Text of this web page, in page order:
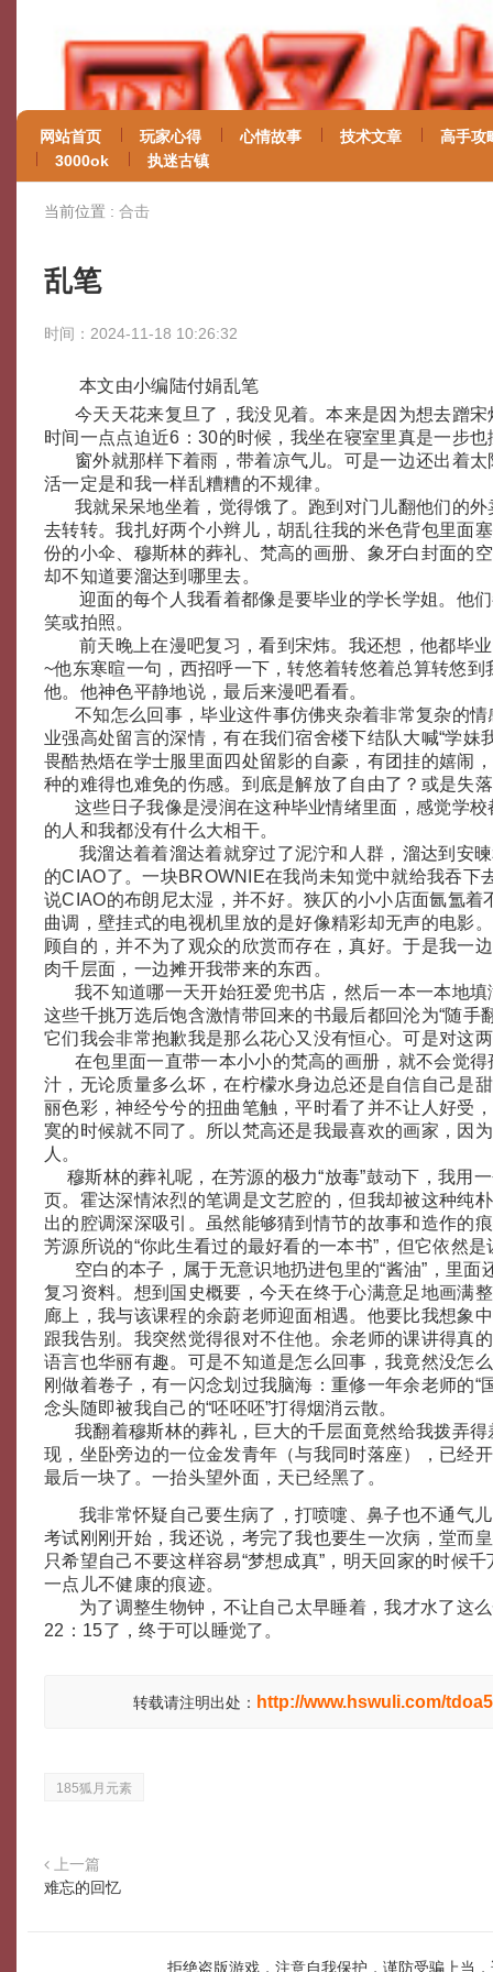
网站首页 玩家心得 心情故事 技术文章
高手攻
3000ok
执迷古镇
当前位置 : 合击
乱笔
时间：2024-11-18 10:26:32
本文由小编陆付娟乱笔
今天天花来复旦了，我没见着。本来是因为想去蹭
时间一点点迫近6：30的时候，我坐在寝室里真是一步也
窗外就那样下着雨，带着凉气儿。可是一边还出着
活一定是和我一样乱糟糟的不规律。
我就呆呆地坐着，觉得饿了。跑到对门儿翻他们的
去转转。我扎好两个小辫儿，胡乱往我的米色背包里面
份的小伞、穆斯林的葬礼、梵高的画册、象牙白封面
却不知道要溜达到哪里去。
迎面的每个人我看着都像是要毕业的学长学姐。他
笑或拍照。
前天晚上在漫吧复习，看到宋炜。我还想，他都毕
~他东寒暄一句，西招呼一下，转悠着转悠着总算转悠到
他。他神色平静地说，最后来漫吧看看。
不知怎么回事，毕业这件事仿佛夹杂着非常复杂的
业强高处留言的深情，有在我们宿舍楼下结队大喊“学妹
畏酷热焐在学士服里面四处留影的自豪，有团挂的嬉闹
种的难得也难免的伤感。到底是解放了自由了？或是失
这些日子我像是浸润在这种毕业情绪里面，感觉学
的人和我都没有什么大相干。
我溜达着着溜达着就穿过了泥泞和人群，溜达到安
的CIAO了。一块BROWNIE在我尚未知觉中就给我吞下
说CIAO的布朗尼太湿，并不好。狭仄的小小店面氤氲着
曲调，壁挂式的电视机里放的是好像精彩却无声的电影
顾自的，并不为了观众的欣赏而存在，真好。于是我一
肉千层面，一边摊开我带来的东西。
我不知道哪一天开始狂爱兜书店，然后一本一本地
这些千挑万选后饱含激情带回来的书最后都回沦为“随手
它们我会非常抱歉我是那么花心又没有恒心。可是对这
在包里面一直带一本小小的梵高的画册，就不会觉
汁，无论质量多么坏，在柠檬水身边总还是自信自己是
丽色彩，神经兮兮的扭曲笔触，平时看了并不让人好受
寞的时候就不同了。所以梵高还是我最喜欢的画家，因
人。
穆斯林的葬礼呢，在芳源的极力“放毒”鼓动下，我用
页。霍达深情浓烈的笔调是文艺腔的，但我却被这种纯
出的腔调深深吸引。虽然能够猜到情节的故事和造作的
芳源所说的“你此生看过的最好看的一本书”，但它依然
空白的本子，属于无意识地扔进包里的“酱油”，里面
复习资料。想到国史概要，今天在终于心满意足地画满
廊上，我与该课程的余蔚老师迎面相遇。他要比我想象
跟我告别。我突然觉得很对不住他。余老师的课讲得真
语言也华丽有趣。可是不知道是怎么回事，我竟然没怎
刚做着卷子，有一闪念划过我脑海：重修一年余老师的“
念头随即被我自己的“呸呸呸”打得烟消云散。
我翻着穆斯林的葬礼，巨大的千层面竟然给我拨弄
现，坐卧旁边的一位金发青年（与我同时落座），已经
最后一块了。一抬头望外面，天已经黑了。
我非常怀疑自己要生病了，打喷嚏、鼻子也不通气
考试刚刚开始，我还说，考完了我也要生一次病，堂而
只希望自己不要这样容易“梦想成真”，明天回家的时候
一点儿不健康的痕迹。
为了调整生物钟，不让自己太早睡着，我才水了这
22：15了，终于可以睡觉了。
转载请注明出处： http://www.hswuli.com/
185狐月元素
上一篇
难忘的回忆
拒绝盗版游戏，注意自我保护，谨防受骗上当